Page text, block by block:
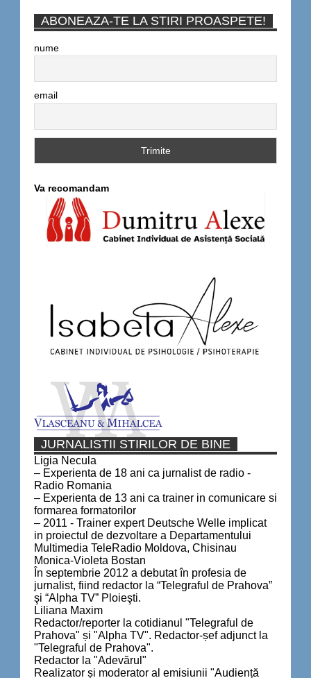
ABONEAZA-TE LA STIRI PROASPETE!
nume
email
Va recomandam
JURNALISTII STIRILOR DE BINE
Ligia Necula
– Experienta de 18 ani ca jurnalist de radio -
Radio Romania
– Experienta de 13 ani ca trainer in comunicare si
formarea formatorilor
– 2011 - Trainer expert Deutsche Welle implicat
in proiectul de dezvoltare a Departamentului
Multimedia TeleRadio Moldova, Chisinau
Monica-Violeta Bostan
În septembrie 2012 a debutat în profesia de
jurnalist, fiind redactor la “Telegraful de Prahova”
şi “Alpha TV” Ploieşti.
Liliana Maxim
Redactor/reporter la cotidianul "Telegraful de
Prahova" și "Alpha TV". Redactor-șef adjunct la
"Telegraful de Prahova".
Redactor la "Adevărul"
Realizator și moderator al emisiunii "Audiență